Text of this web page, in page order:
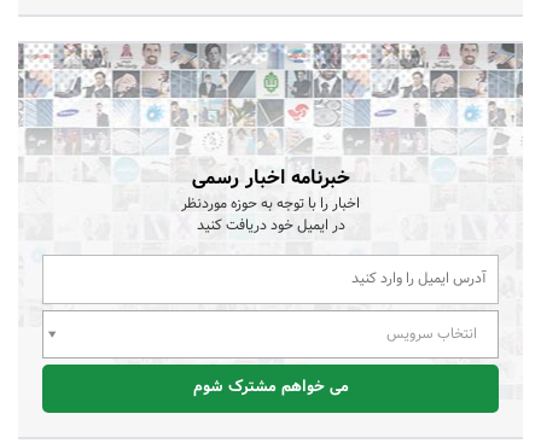
خبرنامه اخبار رسمی
اخبار را با توجه به حوزه موردنظر
در ایمیل خود دریافت کنید
انتخاب سرویس
می خواهم مشترک شوم